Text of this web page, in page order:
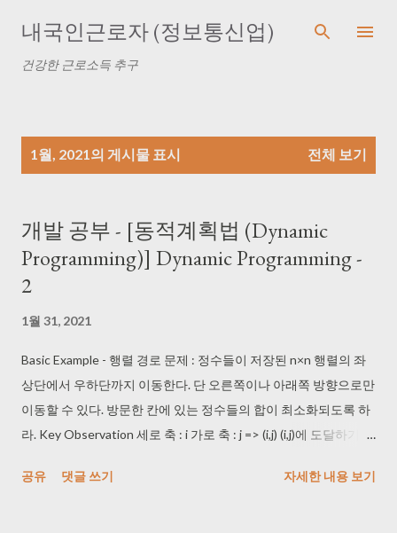
기본 콘텐츠로 건너뛰기
내국인근로자 (정보통신업)
건강한 근로소득 추구
1월, 2021의 게시물 표시 전체 보기
개발 공부 - [동적계획법 (Dynamic
Programming)] Dynamic Programming -
2
1월 31, 2021
Basic Example - 행렬 경로 문제 : 정수들이 저장된 n×n 행렬의 좌
상단에서 우하단까지 이동한다. 단 오른쪽이나 아래쪽 방향으로만
이동할 수 있다. 방문한 칸에 있는 정수들의 합이 최소화되도록 하
라. Key Observation 세로 축 : i 가로 축 : j => (i,j) (i,j)에 도달하기 위
는 최선의 방법으로 이동해야 한다. 순환식 L[i, j] : (1,1) 에서 (i,j)까
공유 댓글 쓰기 자세한 내용 보기